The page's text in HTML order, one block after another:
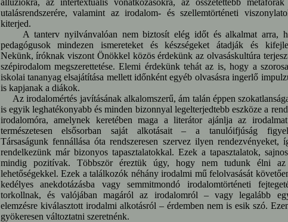
allúziókra, az intertextuális vonatkozásokra, az összetettebb metaforák
utalásrendszerére, valamint az irodalom- és szellemtörténeti
kiterjed.
A tanterv nyilvánvalóan nem biztosít elég időt és alkalmat arra,
pedagógusok mindezen ismereteket és készségeket átadják és
Nekünk, íróknak viszont Önökkel közös érdekünk az olvasáskultúra
szépirodalom megszerettetése. Elemi érdekünk tehát az is, hogy a
iskolai tananyag elsajátítása mellett időnként egyéb olvasásra ingerlő
is kapjanak a diákok.
Az irodalomértés javításának alkalomszerű, ám talán éppen
is egyik leghatékonyabb és minden bizonnyal legelterjedtebb eszköze a
irodalomóra, amelynek keretében maga a literátor ajánlja az
természetesen elsősorban saját alkotásait – a tanulóifjúság
Társaságunk fennállása óta rendszeresen szervez ilyen rendezvényeket,
rendelkezünk már bizonyos tapasztalatokkal. Ezek a tapasztalatok,
mindig pozitívak. Többször éreztük úgy, hogy nem tudunk élni
lehetőségekkel. Ezek a találkozók néhány irodalmi mű felolvasását
kedélyes anekdotázásba vagy semmitmondó irodalomtörténeti
torkollnak, és valójában magáról az irodalomról – vagy legalább
elemzésre kiválasztott irodalmi alkotásról – érdemben nem is esik szó.
gyökeresen változtatni szeretnénk.